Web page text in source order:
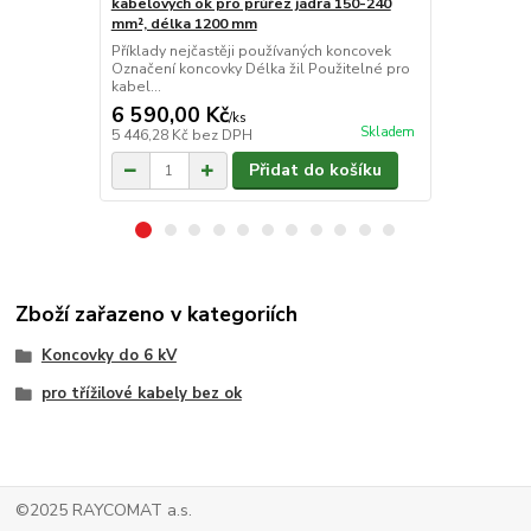
mm², délka 1200 mm
Příklady nejčastěji používaných koncovek
Označení koncovky Délka žil Použitelné pro
kabel...
6 590,00 Kč/ks
5 446,28 Kč bez DPH Skladem
Přidat do košíku
Zboží zařazeno v kategoriích
Koncovky do 6 kV
pro třížilové kabely bez ok
©2025 RAYCOMAT a.s.